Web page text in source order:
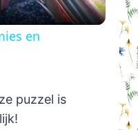
en
puzzel is